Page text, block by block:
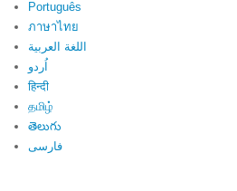
Português
ภาษาไทย
اللغة العربية
اُردو
हिन्दी
தமிழ்
తెలుగు
فارسی